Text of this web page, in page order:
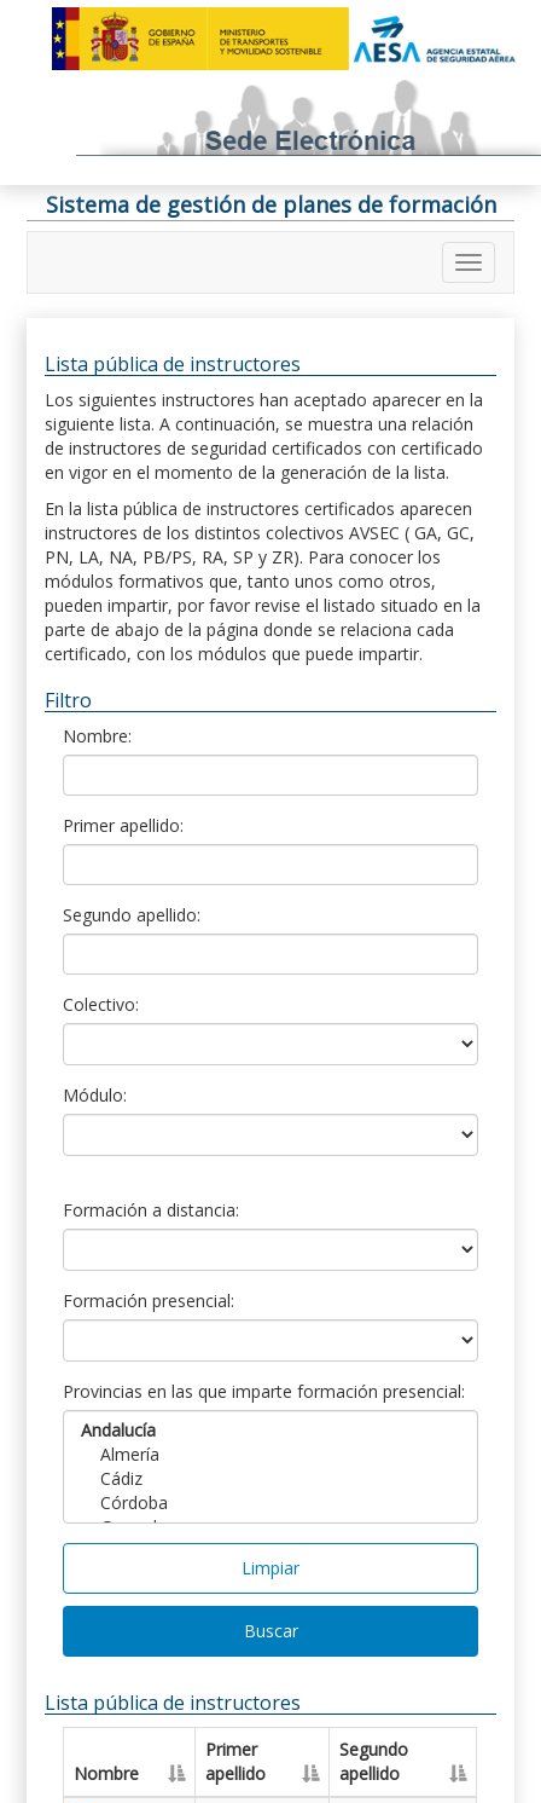
Sistema de gestión de planes de formación
Lista pública de instructores
Los siguientes instructores han aceptado aparecer en la
siguiente lista. A continuación, se muestra una relación
de instructores de seguridad certificados con certificado
en vigor en el momento de la generación de la lista.
En la lista pública de instructores certificados aparecen
instructores de los distintos colectivos AVSEC ( GA, GC,
PN, LA, NA, PB/PS, RA, SP y ZR). Para conocer los
módulos formativos que, tanto unos como otros,
pueden impartir, por favor revise el listado situado en la
parte de abajo de la página donde se relaciona cada
certificado, con los módulos que puede impartir.
Filtro
Nombre:
Primer apellido:
Segundo apellido:
Colectivo:
Módulo:
Formación a distancia:
Formación presencial:
Provincias en las que imparte formación presencial:
Limpiar
Buscar
Lista pública de instructores
Nombre
Primer
apellido
Segundo
apellido